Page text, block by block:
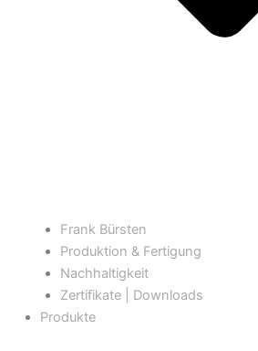
Frank Bürsten
Produktion & Fertigung
Nachhaltigkeit
Zertifikate | Downloads
Produkte